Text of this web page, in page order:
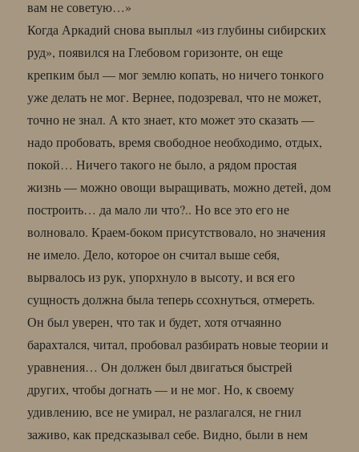
вам не советую…»
Когда Аркадий снова выплыл «из глубины сибирских
руд», появился на Глебовом горизонте, он еще
крепким был — мог землю копать, но ничего тонкого
уже делать не мог. Вернее, подозревал, что не может,
точно не знал. А кто знает, кто может это сказать —
надо пробовать, время свободное необходимо, отдых,
покой… Ничего такого не было, а рядом простая
жизнь — можно овощи выращивать, можно детей, дом
построить… да мало ли что?.. Но все это его не
волновало. Краем-боком присутствовало, но значения
не имело. Дело, которое он считал выше себя,
вырвалось из рук, упорхнуло в высоту, и вся его
сущность должна была теперь ссохнуться, отмереть.
Он был уверен, что так и будет, хотя отчаянно
барахтался, читал, пробовал разбирать новые теории и
уравнения… Он должен был двигаться быстрей
других, чтобы догнать — и не мог. Но, к своему
удивлению, все не умирал, не разлагался, не гнил
заживо, как предсказывал себе. Видно, были в нем